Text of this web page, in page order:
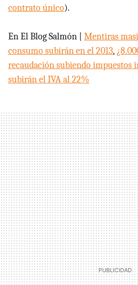
contrato único).
En El Blog Salmón | Mentiras
consumo subirán en el 2013,
recaudación subiendo impuestos
subirán elIVAal 22%